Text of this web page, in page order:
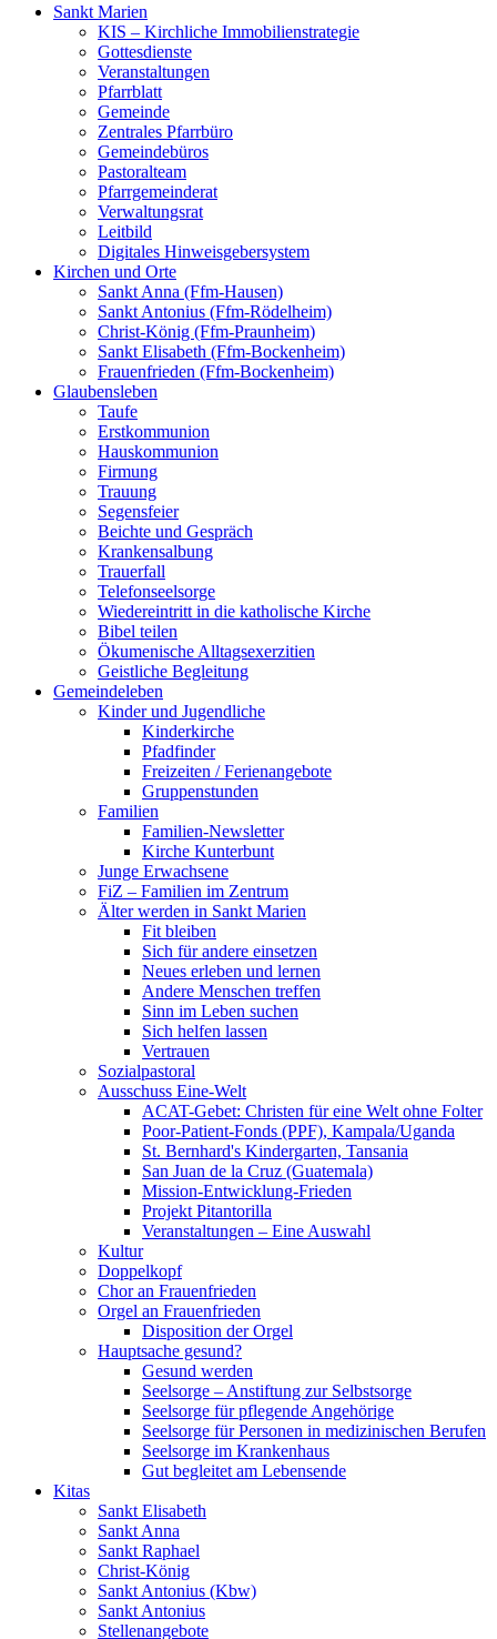
Sankt Marien
KIS – Kirchliche Immobilienstrategie
Gottesdienste
Veranstaltungen
Pfarrblatt
Gemeinde
Zentrales Pfarrbüro
Gemeindebüros
Pastoralteam
Pfarrgemeinderat
Verwaltungsrat
Leitbild
Digitales Hinweisgebersystem
Kirchen und Orte
Sankt Anna (Ffm-Hausen)
Sankt Antonius (Ffm-Rödelheim)
Christ-König (Ffm-Praunheim)
Sankt Elisabeth (Ffm-Bockenheim)
Frauenfrieden (Ffm-Bockenheim)
Glaubensleben
Taufe
Erstkommunion
Hauskommunion
Firmung
Trauung
Segensfeier
Beichte und Gespräch
Krankensalbung
Trauerfall
Telefonseelsorge
Wiedereintritt in die katholische Kirche
Bibel teilen
Ökumenische Alltagsexerzitien
Geistliche Begleitung
Gemeindeleben
Kinder und Jugendliche
Kinderkirche
Pfadfinder
Freizeiten / Ferienangebote
Gruppenstunden
Familien
Familien-Newsletter
Kirche Kunterbunt
Junge Erwachsene
FiZ – Familien im Zentrum
Älter werden in Sankt Marien
Fit bleiben
Sich für andere einsetzen
Neues erleben und lernen
Andere Menschen treffen
Sinn im Leben suchen
Sich helfen lassen
Vertrauen
Sozialpastoral
Ausschuss Eine-Welt
ACAT-Gebet: Christen für eine Welt ohne Folter
Poor-Patient-Fonds (PPF), Kampala/Uganda
St. Bernhard's Kindergarten, Tansania
San Juan de la Cruz (Guatemala)
Mission-Entwicklung-Frieden
Projekt Pitantorilla
Veranstaltungen – Eine Auswahl
Kultur
Doppelkopf
Chor an Frauenfrieden
Orgel an Frauenfrieden
Disposition der Orgel
Hauptsache gesund?
Gesund werden
Seelsorge – Anstiftung zur Selbstsorge
Seelsorge für pflegende Angehörige
Seelsorge für Personen in medizinischen Berufen
Seelsorge im Krankenhaus
Gut begleitet am Lebensende
Kitas
Sankt Elisabeth
Sankt Anna
Sankt Raphael
Christ-König
Sankt Antonius (Kbw)
Sankt Antonius
Stellenangebote